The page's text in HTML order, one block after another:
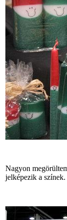
Nagyon
jelképezik a